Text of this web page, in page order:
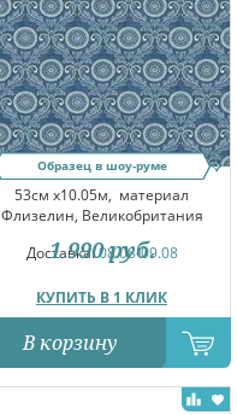
Образец в шоу-руме
53см x10.05м, материал
Флизелин, Великобритания
Доставка:08.08-09.08
КУПИТЬ В 1 КЛИК
1 990 руб.
В корзину